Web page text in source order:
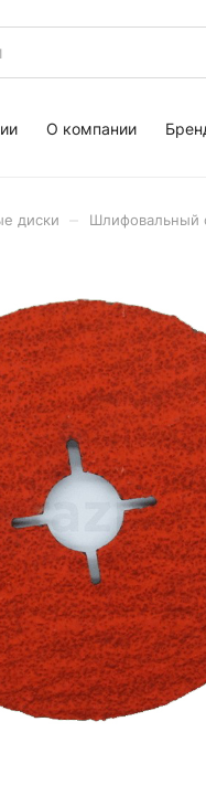
О компании
диски Шлифовальный